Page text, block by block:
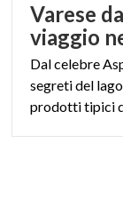
Varese
Dal celebre
segreti del
prodotti tipici